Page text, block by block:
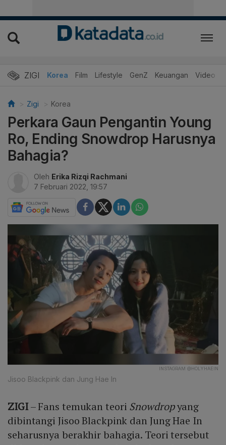
ZIGI
Hits Korea Film Lifestyle GenZ Keuangan Video
Zigi Korea
Perkara Gaun Pengantin Young
Ro, Ending Snowdrop Harusnya
Bahagia?
Oleh Erika Rizqi Rachmani
7 Februari 2022, 19:57
INSTAGRAM @HOLYHAEIN
Jisoo Blackpink dan Jung Hae In
ZIGI– Fans temukan teori Snowdropyang
dibintangi Jisoo Blackpink dan Jung Hae In
seharusnya berakhir bahagia. Teori tersebut